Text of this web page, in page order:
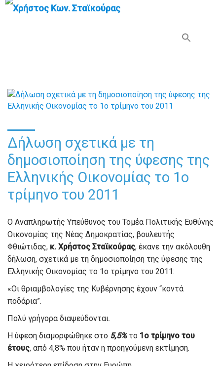
Δήλωση σχετικά με τη
δημοσιοποίηση της ύφεσης της
Ελληνικής Οικονομίας το 1ο
τρίμηνο του 2011
Ο Αναπληρωτής Υπεύθυνος του Τομέα Πολιτικής Ευθύνης
Οικονομίας της Νέας Δημοκρατίας, βουλευτής
Φθιώτιδας, κ. Χρήστος Σταϊκούρας, έκανε την ακόλουθη
δήλωση, σχετικά με τη δημοσιοποίηση της ύφεσης της
Ελληνικής Οικονομίας το 1ο τρίμηνο του 2011:
«Οι θριαμβολογίες της Κυβέρνησης έχουν “κοντά
ποδάρια”.
Πολύ γρήγορα διαψεύδονται.
Η ύφεση διαμορφώθηκε στο 5,5%το 1ο τρίμηνο του
έτους, από 4,8% που ήταν η προηγούμενη εκτίμηση.